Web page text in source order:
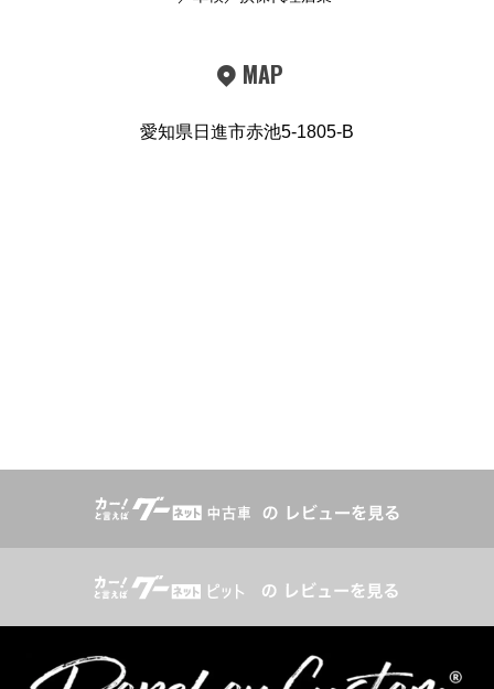
MAP
愛知県日進市赤池5-1805-B